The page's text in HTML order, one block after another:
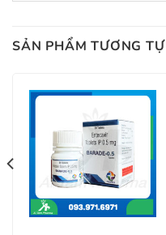
SẢN PHẨM TƯƠNG TỰ